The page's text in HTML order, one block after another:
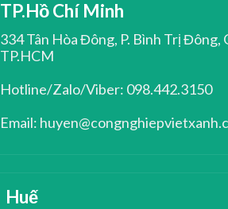
TP.Hồ Chí Minh
334 Tân Hòa Đông, P. Bình Trị Đông,
TP.HCM
Hotline/Zalo/Viber: 098.442.3150
Email:
Huế